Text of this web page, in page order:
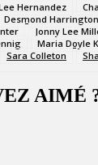
Hernandez
Desmond Harrington
Jonny Lee
Maria Doyle
Sara Colleton
AIMÉ